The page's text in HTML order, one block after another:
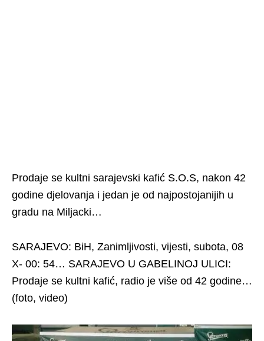
Prodaje se kultni sarajevski kafić S.O.S, nakon 42
godine djelovanja i jedan je od najpostojanijih u
gradu na Miljacki…
SARAJEVO: BiH, Zanimljivosti, vijesti, subota, 08
X- 00: 54… SARAJEVO U GABELINOJ ULICI:
Prodaje se kultni kafić, radio je više od 42 godine…
(foto, video)